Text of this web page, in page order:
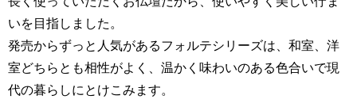
いを目指しました。
発売からずっと人気があるフォルテシリーズは、和室、洋
室どちらとも相性がよく、温かく味わいのある色合いで現
代の暮らしにとけこみます。